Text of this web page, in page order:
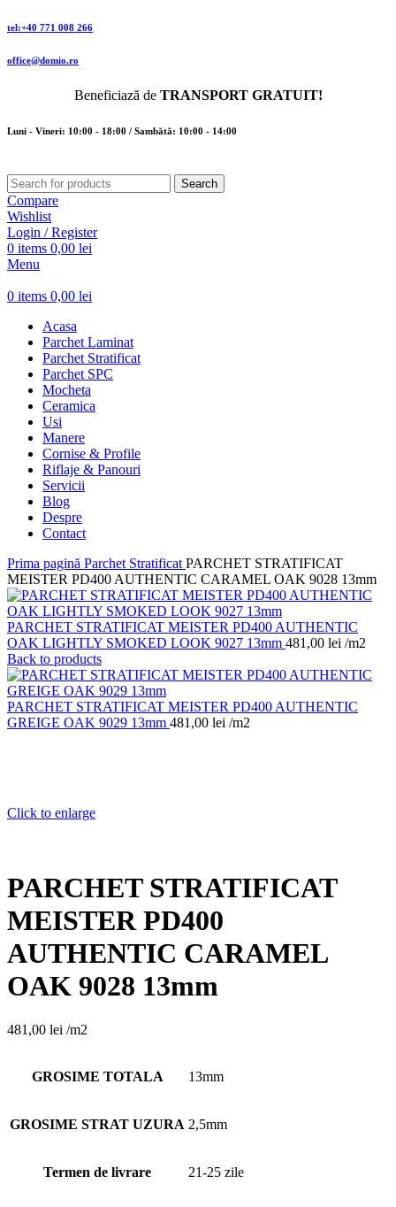
tel:+40 771 008 266
office@domio.ro
Beneficiază de TRANSPORT GRATUIT!
Luni - Vineri: 10:00 - 18:00 / Sambătă: 10:00 - 14:00
Search
Compare
Wishlist
Login / Register
0 items 0,00 lei
Menu
0 items 0,00 lei
Acasa
Parchet Laminat
Parchet Stratificat
Parchet SPC
Mocheta
Ceramica
Usi
Manere
Cornise & Profile
Riflaje & Panouri
Servicii
Blog
Despre
Contact
Prima pagină Parchet Stratificat PARCHET STRATIFICAT
MEISTER PD400 AUTHENTIC CARAMEL OAK 9028 13mm
PARCHET STRATIFICAT MEISTER PD400 AUTHENTIC
OAK LIGHTLY SMOKED LOOK 9027 13mm 481,00 lei /m2
Back to products
PARCHET STRATIFICAT MEISTER PD400 AUTHENTIC
GREIGE OAK 9029 13mm 481,00 lei /m2
Click to enlarge
PARCHET STRATIFICAT
MEISTER PD400
AUTHENTIC CARAMEL
OAK 9028 13mm
481,00 lei /m2
GROSIME TOTALA 13mm
GROSIME STRAT UZURA 2,5mm
Termen de livrare 21-25 zile